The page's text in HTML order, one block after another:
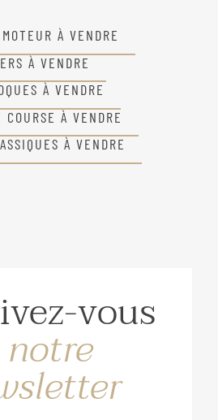
À VENDRE
À VENDRE
À VENDRE
COURSE À VENDRE
À VENDRE
vous
notre